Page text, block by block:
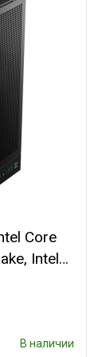
Core
Intel
Ninja
В наличии